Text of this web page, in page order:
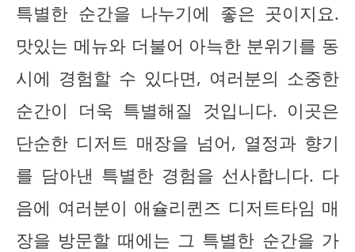
특별한 순간을 나누기에 좋은 곳이지요.
맛있는 메뉴와 더불어 아늑한 분위기를 동
시에 경험할 수 있다면, 여러분의 소중한
순간이 더욱 특별해질 것입니다. 이곳은
단순한 디저트 매장을 넘어, 열정과 향기
를 담아낸 특별한 경험을 선사합니다. 다
음에 여러분이 애슐리퀸즈 디저트타임 매
장을 방문할 때에는 그 특별한 순간을 가